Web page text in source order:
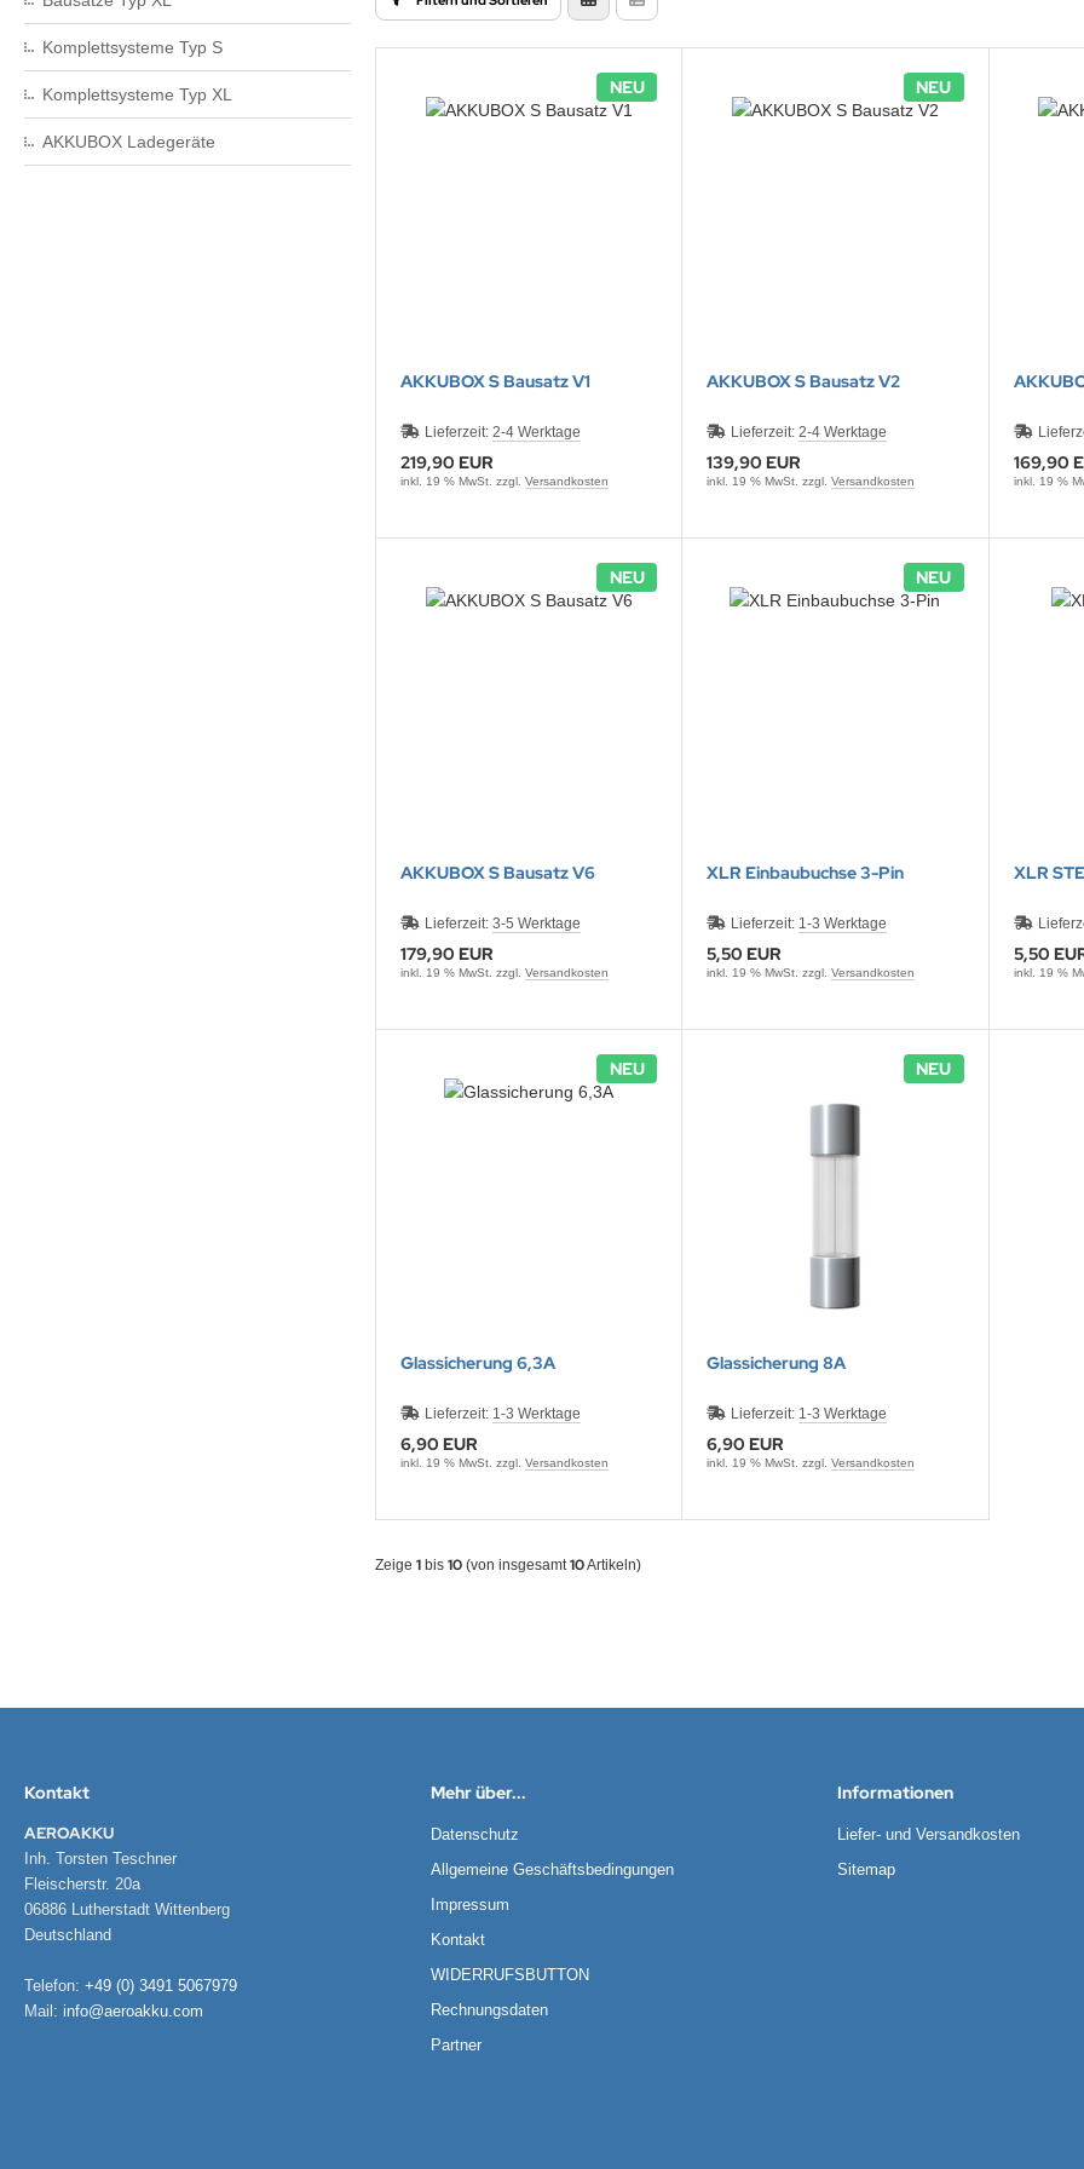
Komplettsysteme Typ S
Komplettsysteme Typ XL
AKKUBOX Ladegeräte
NEU
AKKUBOX S Bausatz V1
Lieferzeit: 2-4 Werktage
219,90 EUR
inkl. 19 % MwSt. zzgl. Versandkosten
NEU
AKKUBOX S Bausatz V2
Lieferzeit:2-4 Werktage
139,90 EUR
inkl. 19 % MwSt. zzgl.Versandkosten
169,90
inkl. 19 %
NEU
AKKUBOX S Bausatz V6
Lieferzeit: 3-5 Werktage
179,90 EUR
inkl. 19 % MwSt. zzgl. Versandkosten
NEU
XLR Einbaubuchse 3-Pin
Lieferzeit: 1-3 Werktage
5,50 EUR
inkl. 19 % MwSt. zzgl.Versandkosten
XLR
5,50
inkl. 19 %
NEU
Glassicherung 6,3A
Lieferzeit: 1-3 Werktage
6,90 EUR
inkl. 19 % MwSt. zzgl. Versandkosten
NEU
Glassicherung 8A
Lieferzeit: 1-3 Werktage
6,90 EUR
inkl. 19 % MwSt. zzgl.Versandkosten
Zeige 1 bis 10 (von insgesamt10Artikeln)
Kontakt
AEROAKKU
Inh. Torsten Teschner
Fleischerstr. 20a
06886 Lutherstadt Wittenberg
Deutschland
Telefon: +49 (0) 3491 5067979
Mail: info@aeroakku.com
Mehr über...
Datenschutz
Allgemeine Geschäftsbedingungen
Impressum
Kontakt
WIDERRUFSBUTTON
Rechnungsdaten
Partner
Informationen
Liefer- und Versandkosten
Sitemap
& pbqAkkus
X